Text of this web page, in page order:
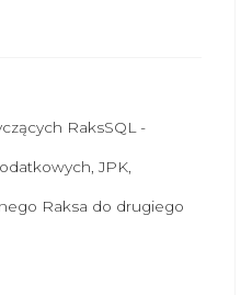
RaksSQL -
JPK,
Raksa do drugiego